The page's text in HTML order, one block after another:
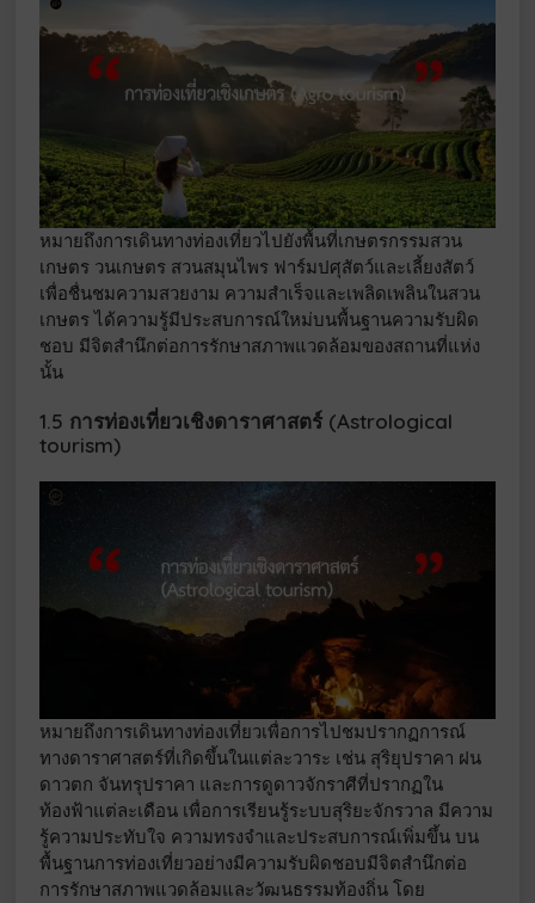
หมายถึงการเดินทางท่องเที่ยวไปยังพื้นที่เกษตรกรรมสวน
เกษตร วนเกษตร สวนสมุนไพร ฟาร์มปศุสัตว์และเลี้ยงสัตว์
เพื่อชื่นชมความสวยงาม ความสำเร็จและเพลิดเพลินในสวน
เกษตร ได้ความรู้มีประสบการณ์ใหม่บนพื้นฐานความรับผิด
ชอบ มีจิตสำนึกต่อการรักษาสภาพแวดล้อมของสถานที่แห่ง
นั้น
1.5 การท่องเที่ยวเชิงดาราศาสตร์ (Astrological
tourism)
หมายถึงการเดินทางท่องเที่ยวเพื่อการไปชมปรากฏการณ์
ทางดาราศาสตร์ที่เกิดขึ้นในแต่ละวาระ เช่น สุริยุปราคา ฝน
ดาวตก จันทรุปราคา และการดูดาวจักราศีที่ปรากฏใน
ท้องฟ้าแต่ละเดือน เพื่อการเรียนรู้ระบบสุริยะจักรวาล มีความ
รู้ความประทับใจ ความทรงจำและประสบการณ์เพิ่มขึ้น บน
พื้นฐานการท่องเที่ยวอย่างมีความรับผิดชอบมีจิตสำนึกต่อ
การรักษาสภาพแวดล้อมและวัฒนธรรมท้องถิ่น โดย